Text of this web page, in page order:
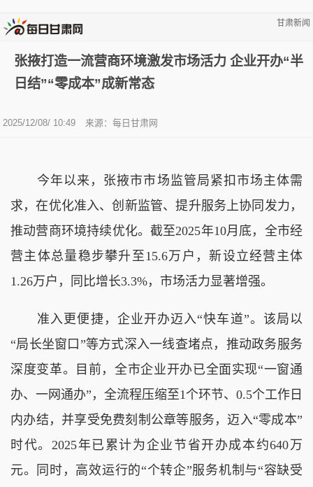
甘肃新闻
张掖打造一流营商环境激发市场活力 企业开办“半
日结”“零成本”成新常态
2025/12/08/ 10:49 来源： 每日甘肃网
今年以来，张掖市市场监管局紧扣市场主体需
求，在优化准入、创新监管、提升服务上协同发力，
推动营商环境持续优化。截至2025年10月底，全市经
营主体总量稳步攀升至15.6万户，新设立经营主体
1.26万户，同比增长3.3%，市场活力显著增强。
准入更便捷，企业开办迈入“快车道”。该局以
“局长坐窗口”等方式深入一线查堵点，推动政务服务
深度变革。目前，全市企业开办已全面实现“一窗通
办、一网通办”，全流程压缩至1个环节、0.5个工作日
内办结，并享受免费刻制公章等服务，迈入“零成本”
时代。2025年已累计为企业节省开办成本约640万
元。同时，高效运行的“个转企”服务机制与“容缺受